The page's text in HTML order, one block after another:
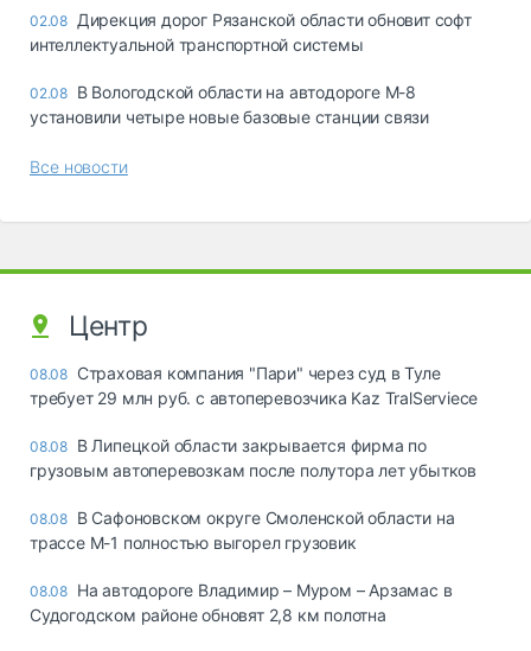
02.08 Дирекция дорог Рязанской области обновит софт
интеллектуальной транспортной системы
02.08 В Вологодской области на автодороге М-8
установили четыре новые базовые станции связи
Все новости
Центр
08.08 Страховая компания "Пари" через суд в Туле
требует 29 млн руб. с автоперевозчика Kaz TralServiece
08.08 В Липецкой области закрывается фирма по
грузовым автоперевозкам после полутора лет убытков
08.08 В Сафоновском округе Смоленской области на
трассе М-1 полностью выгорел грузовик
08.08 На автодороге Владимир – Муром – Арзамас в
Судогодском районе обновят 2,8 км полотна